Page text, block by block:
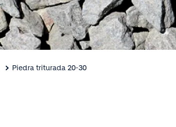
Piedra triturada 20-30